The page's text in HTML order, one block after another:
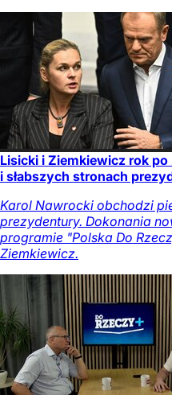
Lisicki i Ziemkiewicz rok
i słabszych stronach
Karol Nawrocki obchodzi
prezydentury. Dokonania
programie "Polska Do
Ziemkiewicz.